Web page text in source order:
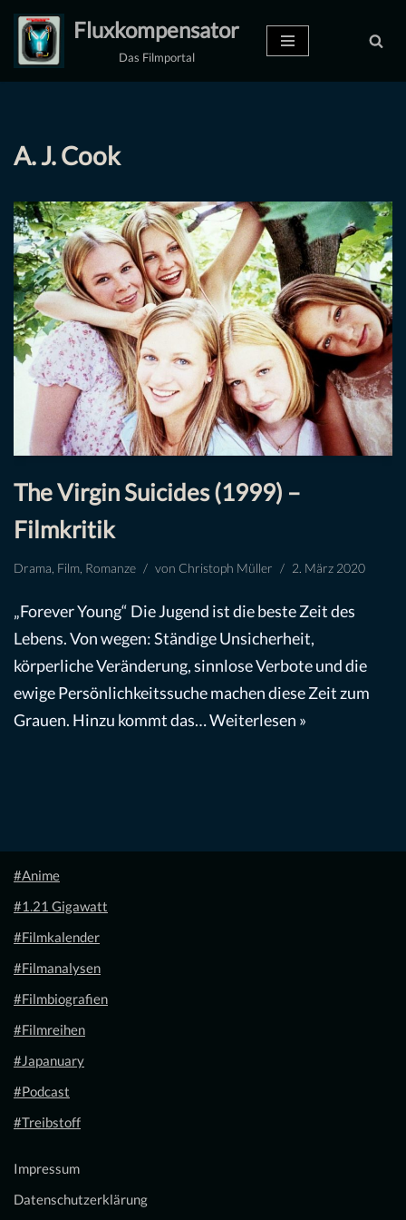
Zum
Inhalt
Fluxkompensator
Das Filmportal
A. J. Cook
The Virgin Suicides (1999) –
Filmkritik
Drama, Film, Romanze von Christoph Müller 2. März 2020
„Forever Young“ Die Jugend ist die beste Zeit des
Lebens. Von wegen: Ständige Unsicherheit,
körperliche Veränderung, sinnlose Verbote und die
ewige Persönlichkeitssuche machen diese Zeit zum
Grauen. Hinzu kommt das…Weiterlesen »
#Anime
#1.21 Gigawatt
#Filmkalender
#Filmanalysen
#Filmbiografien
#Filmreihen
#Japanuary
#Podcast
#Treibstoff
Impressum
Datenschutzerklärung